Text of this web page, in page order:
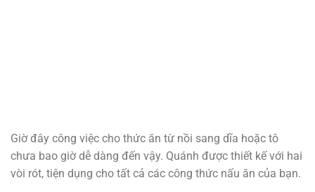
Giờ đây công việc cho thức ăn từ nồi sang dĩa hoặc tô
chưa bao giờ dễ dàng đến vậy. Quánh được thiết kế với hai
vòi rót, tiện dụng cho tất cả các công thức nấu ăn của bạn.